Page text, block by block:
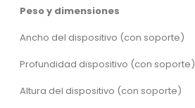
Peso y dimensiones
Ancho del dispositivo (con soporte)
Profundidad dispositivo (con soporte)
Altura del dispositivo (con soporte)